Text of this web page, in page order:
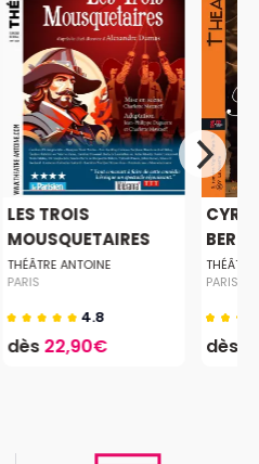
LES TROIS
MOUSQUETAIRES
THÉÂTRE ANTOINE
PARIS
4.8
dès22,90€
PARIS
dès